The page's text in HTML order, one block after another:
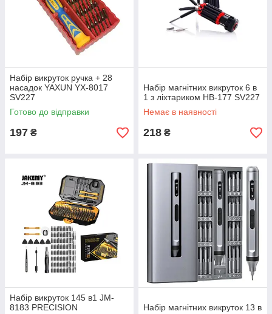
Набір викруток ручка + 28
насадок YAXUN YX-8017
SV227
Готово до відправки
197 ₴
Набір магнітних викруток 6 в
1 з ліхтариком HB-177 SV227
Немає в наявності
218 ₴
Набір викруток 145 в1 JM-
8183 PRECISION
Набір магнітних викруток 13 в